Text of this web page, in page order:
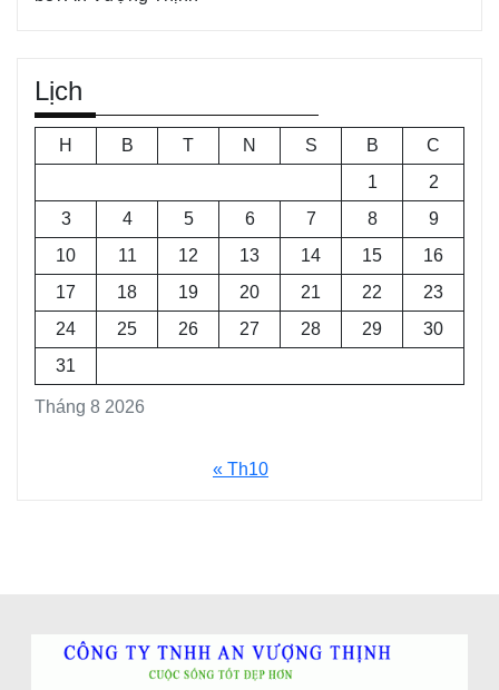
Lịch
Tháng 8 2026
H B T N S B
C
1
2
3
4 5 6 7 8
9
10
11 12 13 14 15
16
17
18 19 20 21 22
23
24
25 26 27 28 29
30
31
« Th10